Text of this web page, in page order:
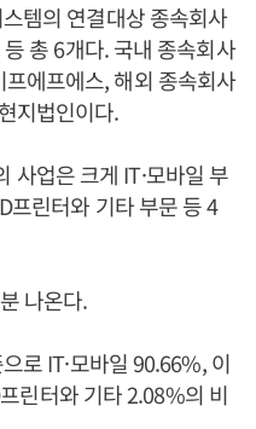
템의 연결대상 종속회사
총 6개다. 국내 종속회사
에프에스, 해외 종속회사
지법인이다.
사업은 크게 IT·모바일 부
프린터와 기타 부문 등 4
나온다.
로 IT·모바일 90.66%, 이
린터와 기타 2.08%의 비